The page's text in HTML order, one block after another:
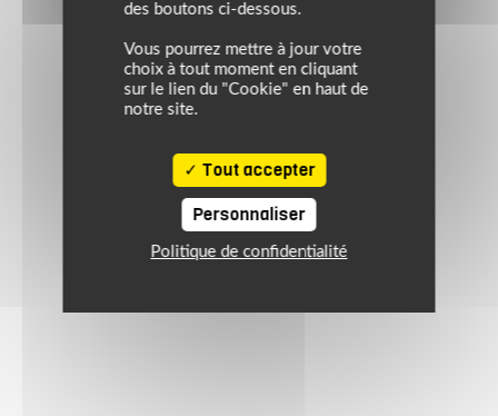
des boutons ci-dessous.
Vous pourrez mettre à jour votre
choix à tout moment en cliquant
sur le lien du "Cookie" en haut de
notre site.
Tout accepter
Personnaliser
Politique de confidentialité